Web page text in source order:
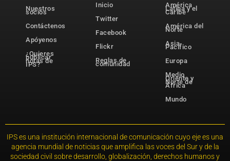
Nuestros
socios
Contáctenos
Apóyenos
¿Quieres
publicar
notas de
IPS?
Inicio
Twitter
Facebook
Flickr
Reglas de
comunidad
América
Latina y el
Caribe
América del
Norte
Asia-
Pacífico
Europa
Medio
Oriente y
Norte de
África
Mundo
IPS es una institución internacional de comunicación cuyo eje es una
agencia mundial de noticias que amplifica las voces del Sur y de la
sociedad civil sobre desarrollo, globalización, derechos humanos y